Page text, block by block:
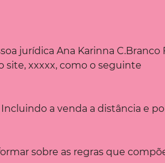
jurídica Ana Karinna C.Branco
site, xxxxx, como o seguinte
a venda a distância e
sobre as regras que